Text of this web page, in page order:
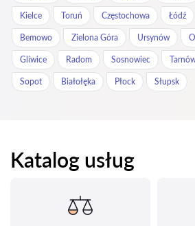
Kielce Toruń Częstochowa Łódź
Bemowo Zielona Góra Ursynów
Gliwice Radom Sosnowiec
Sopot Białołęka Płock Słupsk
Katalog usług